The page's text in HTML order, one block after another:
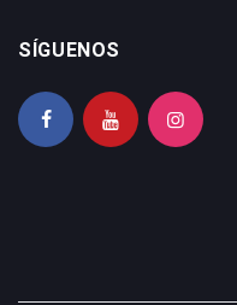
SÍGUENOS